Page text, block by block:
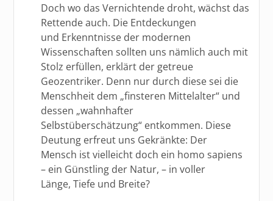
Doch wo das Vernichtende droht, wächst das
Rettende auch. Die Entdeckungen
und Erkenntnisse der modernen
Wissenschaften sollten uns nämlich auch mit
Stolz erfüllen, erklärt der getreue
Geozentriker. Denn nur durch diese sei die
Menschheit dem „finsteren Mittelalter“ und
dessen „wahnhafter
Selbstüberschätzung“ entkommen. Diese
Deutung erfreut uns Gekränkte: Der
Mensch ist vielleicht doch ein homo sapiens
– ein Günstling der Natur, – in voller
Länge, Tiefe und Breite?